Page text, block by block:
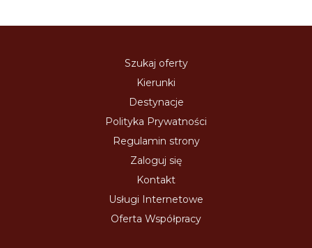
Szukaj oferty
Kierunki
Destynacje
Polityka Prywatności
Regulamin strony
Zaloguj się
Kontakt
Usługi Internetowe
Oferta Współpracy